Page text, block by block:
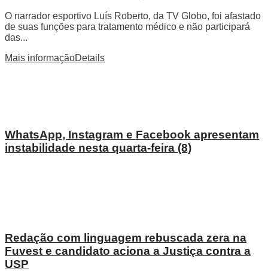
O narrador esportivo Luís Roberto, da TV Globo, foi afastado
de suas funções para tratamento médico e não participará
das...
Mais informaçãoDetails
WhatsApp, Instagram e Facebook apresentam
instabilidade nesta quarta-feira (8)
Redação com linguagem rebuscada zera na
Fuvest e candidato aciona a Justiça contra a
USP